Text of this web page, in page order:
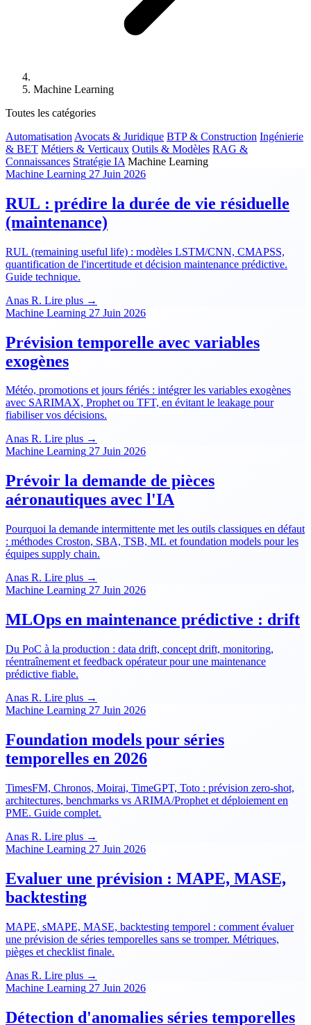
Machine Learning
Toutes les catégories
Automatisation Avocats & Juridique BTP & Construction Ingénierie
& BET Métiers & Verticaux Outils & Modèles RAG &
Connaissances Stratégie IA Machine Learning
Machine Learning 27 Juin 2026
RUL : prédire la durée de vie résiduelle
(maintenance)
RUL (remaining useful life) : modèles LSTM/CNN, CMAPSS,
quantification de l'incertitude et décision maintenance prédictive.
Guide technique.
Anas R. Lire plus →
Machine Learning 27 Juin 2026
Prévision temporelle avec variables
exogènes
Météo, promotions et jours fériés : intégrer les variables exogènes
avec SARIMAX, Prophet ou TFT, en évitant le leakage pour
fiabiliser vos décisions.
Anas R. Lire plus →
Machine Learning 27 Juin 2026
Prévoir la demande de pièces
aéronautiques avec l'IA
Pourquoi la demande intermittente met les outils classiques en défaut
: méthodes Croston, SBA, TSB, ML et foundation models pour les
équipes supply chain.
Anas R. Lire plus →
Machine Learning 27 Juin 2026
MLOps en maintenance prédictive : drift
Du PoC à la production : data drift, concept drift, monitoring,
réentraînement et feedback opérateur pour une maintenance
prédictive fiable.
Anas R. Lire plus →
Machine Learning 27 Juin 2026
Foundation models pour séries
temporelles en 2026
TimesFM, Chronos, Moirai, TimeGPT, Toto : prévision zero-shot,
architectures, benchmarks vs ARIMA/Prophet et déploiement en
PME. Guide complet.
Anas R. Lire plus →
Machine Learning 27 Juin 2026
Evaluer une prévision : MAPE, MASE,
backtesting
MAPE, sMAPE, MASE, backtesting temporel : comment évaluer
une prévision de séries temporelles sans se tromper. Métriques,
pièges et checklist finale.
Anas R. Lire plus →
Machine Learning 27 Juin 2026
Détection d'anomalies séries temporelles